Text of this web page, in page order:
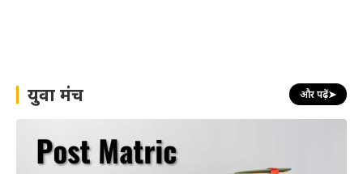
युवा मंच और पढ़ें➤